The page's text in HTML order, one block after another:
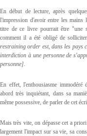
En début de lecture, après
l'impression d'avoir entre les mains
titre de ce livre pourrait être "une
comment il a été obligé de
restraining order est, dans les pays
interdiction à une personne de
personne]
En effet, l'enthousiasme
abord très inquiétant, dans sa
même possessive, de parler de cet
Mais très vite, on dépasse cet a
largement l'impact sur sa vie, sa